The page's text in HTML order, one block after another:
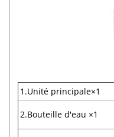
1.Unité principale×1
2.Bouteille d'eau ×1